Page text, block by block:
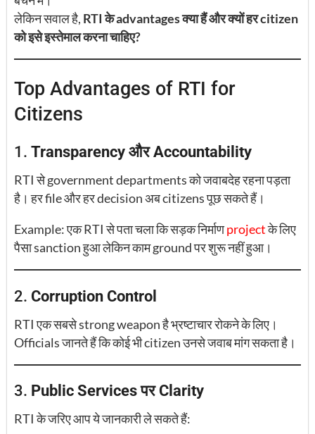
लेकिन सवाल है, RTI के advantages क्या हैं और क्यों हर citizen
को इसे इस्तेमाल करना चाहिए?
Top Advantages of RTI for
Citizens
1. Transparency और Accountability
RTI से government departments को जवाबदेह रहना पड़ता
है। हर file और हर decision अब citizens पूछ सकते हैं।
Example: एक RTI से पता चला कि सड़क निर्माणprojectके लिए
पैसा sanction हुआ लेकिन काम ground पर शुरू नहीं हुआ।
2. Corruption Control
RTI एक सबसे strong weapon है भ्रष्टाचार रोकने के लिए।
Officials जानते हैं कि कोई भी citizen उनसे जवाब मांग सकता है।
3. Public Services पर Clarity
RTI के जरिए आप ये जानकारी ले सकते हैं: